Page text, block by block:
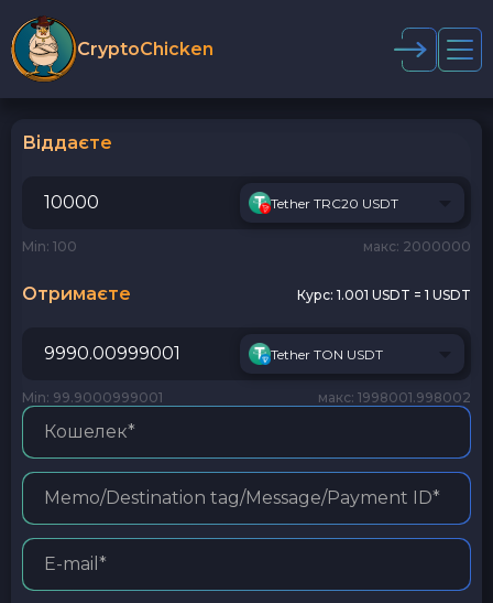
CryptoChicken
Віддаєте
Tether TRC20 USDT
Min: 100 макс: 2000000
Отримаєте Курс: 1.001 USDT = 1 USDT
Tether TON USDT
Min: 99.9000999001 макс: 1998001.998002